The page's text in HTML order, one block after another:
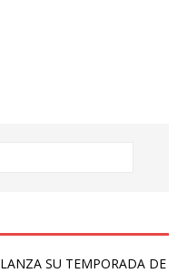
SU TEMPORADA DE